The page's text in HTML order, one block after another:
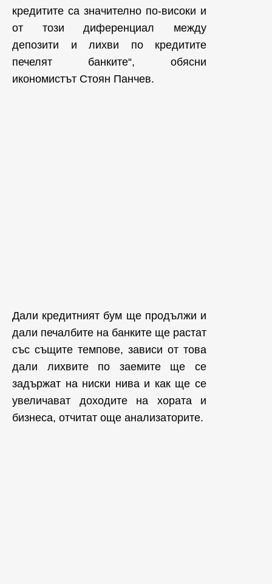
кредитите са значително по-високи и
от този диференциал между
депозити и лихви по кредитите
печелят банките“, обясни
икономистът Стоян Панчев.
Дали кредитният бум ще продължи и
дали печалбите на банките ще растат
със същите темпове, зависи от това
дали лихвите по заемите ще се
задържат на ниски нива и как ще се
увеличават доходите на хората и
бизнеса, отчитат още анализаторите.